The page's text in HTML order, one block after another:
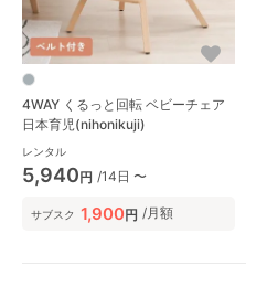
4WAY くるっと回転 ベビーチェア
日本育児(nihonikuji)
レンタル
5,940円 /14日 〜
サブスク 1,900円 /月額